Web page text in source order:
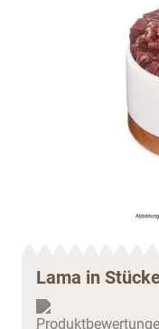
Lama in